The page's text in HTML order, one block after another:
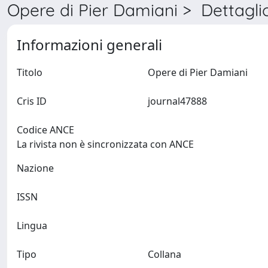
Opere di Pier Damiani >
Informazioni generali
Titolo
Cris ID
Codice ANCE
La rivista non è sincronizzata con ANCE
Nazione
ISSN
Lingua
Tipo Collana